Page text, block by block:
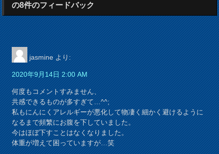
の8件のフィードバック
jasmine より:
2020年9月14日 2:00 AM
何度もコメントすみません、
共感できるものが多すぎて…^^;
私もにんにくアレルギーが悪化して物凄く細かく避けるように
なるまで頻繁にお腹を下していました。
今はほぼ下すことはなくなりました。
体重が増えて困っていますが…笑